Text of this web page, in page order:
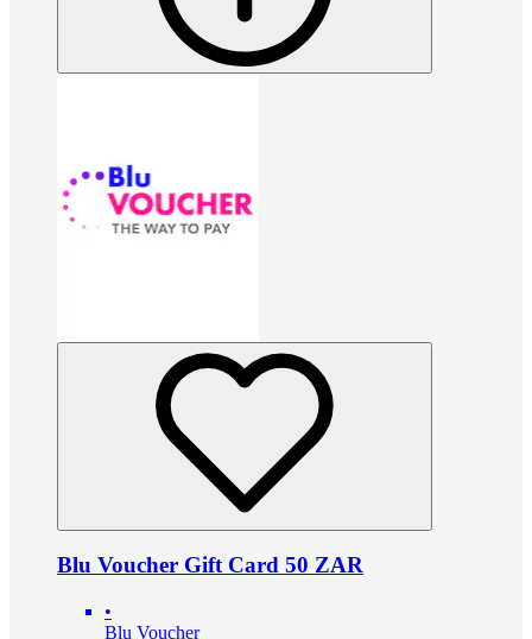
Blu Voucher Gift Card 50 ZAR
•
Blu Voucher